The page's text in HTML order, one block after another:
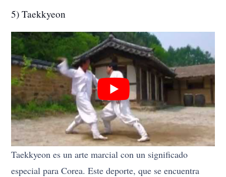
5) Taekkyeon
Taekkyeon es un arte marcial con un significado
especial para Corea. Este deporte, que se encuentra